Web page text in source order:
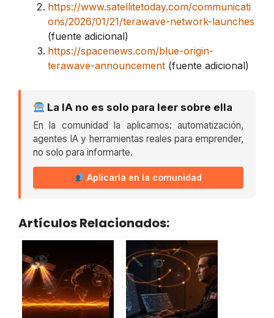
https://www.satellitetoday.com/communicati
ons/2026/01/21/terawave-network-launches
(fuente adicional)
https://spacenews.com/blue-origin-
terawave-announcement (fuente adicional)
La IA no es solo para leer sobre ella
En la comunidad la aplicamos: automatización,
agentes IA y herramientas reales para emprender,
no solo para informarte.
Aplicarla en la comunidad
Artículos Relacionados: